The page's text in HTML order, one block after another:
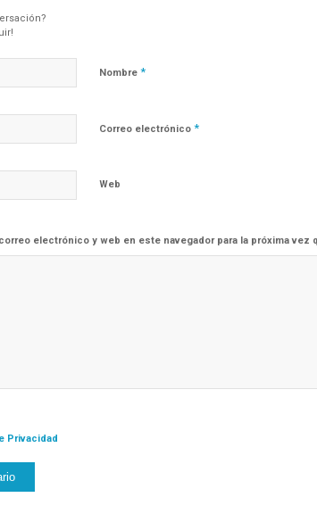
Nombre *
Correo electrónico *
Web
electrónico y web en este navegador para la próxima vez
Privacidad